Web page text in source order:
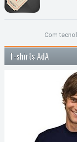
Com
T-shirts AdA